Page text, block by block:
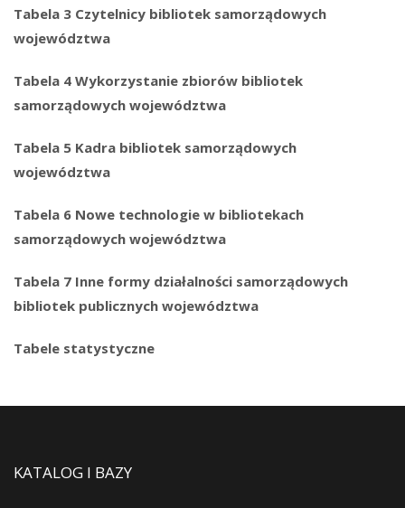
Tabela 3 Czytelnicy bibliotek samorządowych
województwa
Tabela 4 Wykorzystanie zbiorów bibliotek
samorządowych województwa
Tabela 5 Kadra bibliotek samorządowych
województwa
Tabela 6 Nowe technologie w bibliotekach
samorządowych województwa
Tabela 7 Inne formy działalności samorządowych
bibliotek publicznych województwa
Tabele statystyczne
KATALOG I BAZY